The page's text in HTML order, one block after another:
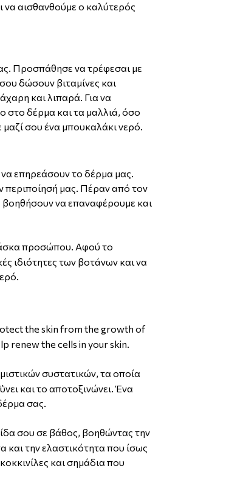
να αισθανθούμε ο καλύτερός
Προσπάθησε να τρέφεσαι με
δώσουν βιταμίνες και
και λιπαρά. Για να
στο δέρμα και τα μαλλιά, όσο
μαζί σου ένα μπουκαλάκι νερό.
επηρεάσουν το δέρμα μας.
περιποίησή μας. Πέραν από τον
να επαναφέρουμε και
προσώπου. Αφού το
ιδιότητες των βοτάνων και να
the skin from the growth of
renew the cells in your skin.
συστατικών, τα οποία
και το αποτοξινώνει. Ένα
σας.
σου σε βάθος, βοηθώντας την
και την ελαστικότητα που ίσως
και σημάδια που